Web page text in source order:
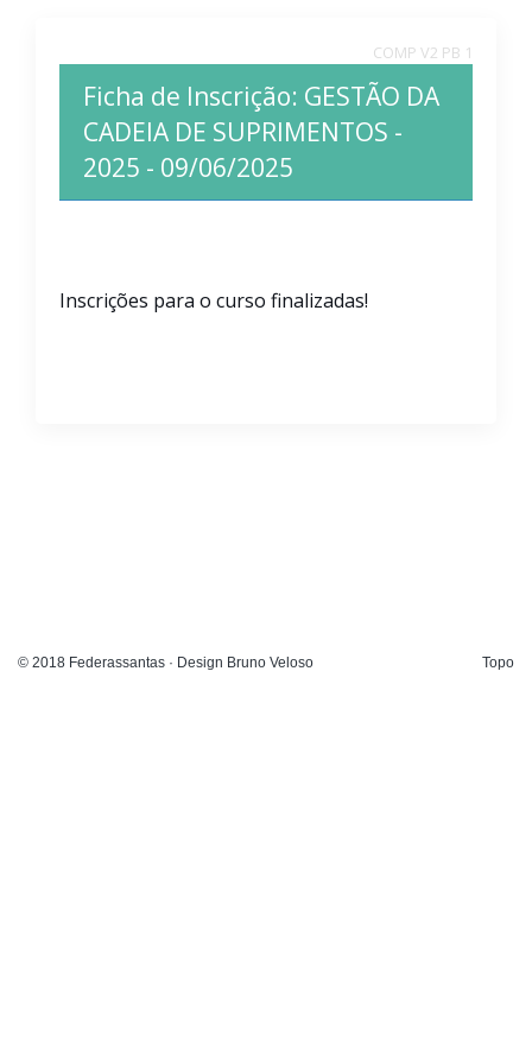
COMP V2 PB 1
Ficha de Inscrição: GESTÃO DA
CADEIA DE SUPRIMENTOS -
2025 - 09/06/2025
Inscrições para o curso finalizadas!
Topo
© 2018 Federassantas · Design Bruno Veloso